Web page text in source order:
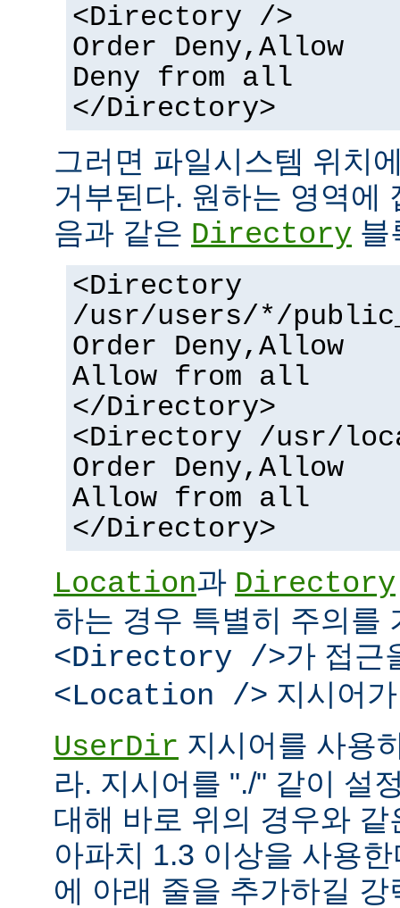
<Directory />
Order Deny,Allow
Deny from all
</Directory>
그러면 파일시스템 위치
거부된다. 원하는 영역에
음과 같은 Directory 블
<Directory
/usr/users/*/
Order Deny,Allow
Allow from all
</Directory>
<Directory /usr/
Order Deny,Allow
Allow from all
</Directory>
Location과 Directory
하는 경우 특별히 주의를
<Directory />가 접근
<Location /> 지시어
UserDir 지시어를 사용
라. 지시어를 "./" 같이 설
대해 바로 위의 경우와
아파치 1.3 이상을 사용
에 아래 줄을 추가하길 강